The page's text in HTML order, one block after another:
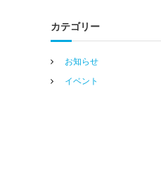
カテゴリー
お知らせ
イベント